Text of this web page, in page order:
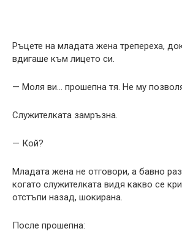
Ръцете на младата жена трепереха,
вдигаше към лицето си.
— Моля ви… прошепна тя. Не му
Служителката замръзна.
— Кой?
Младата жена не отговори, а бавно
когато служителката видя какво се
отстъпи назад, шокирана.
После прошепна: